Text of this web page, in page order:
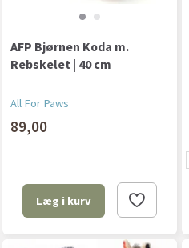
AFP Bjørnen Koda m.
Rebskelet | 40 cm
All For Paws
89,00
Læg i kurv